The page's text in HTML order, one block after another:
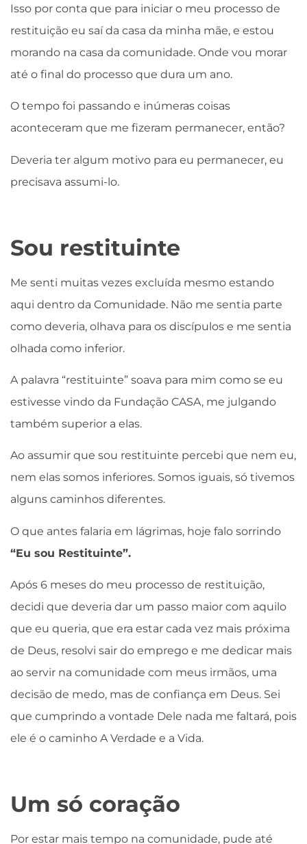
Isso por conta que para iniciar o meu processo de
restituição eu saí da casa da minha mãe, e estou
morando na casa da comunidade. Onde vou morar
até o final do processo que dura um ano.
O tempo foi passando e inúmeras coisas
aconteceram que me fizeram permanecer, então?
Deveria ter algum motivo para eu permanecer, eu
precisava assumi-lo.
Sou restituinte
Me senti muitas vezes excluída mesmo estando
aqui dentro da Comunidade. Não me sentia parte
como deveria, olhava para os discípulos e me sentia
olhada como inferior.
A palavra “restituinte” soava para mim como se eu
estivesse vindo da Fundação CASA, me julgando
também superior a elas.
Ao assumir que sou restituinte percebi que nem eu,
nem elas somos inferiores. Somos iguais, só tivemos
alguns caminhos diferentes.
O que antes falaria em lágrimas, hoje falo sorrindo
“Eu sou Restituinte”.
Após 6 meses do meu processo de restituição,
decidi que deveria dar um passo maior com aquilo
que eu queria, que era estar cada vez mais próxima
de Deus, resolvi sair do emprego e me dedicar mais
ao servir na comunidade com meus irmãos, uma
decisão de medo, mas de confiança em Deus. Sei
que cumprindo a vontade Dele nada me faltará, pois
ele é o caminho A Verdade e a Vida.
Um só coração
Por estar mais tempo na comunidade, pude até